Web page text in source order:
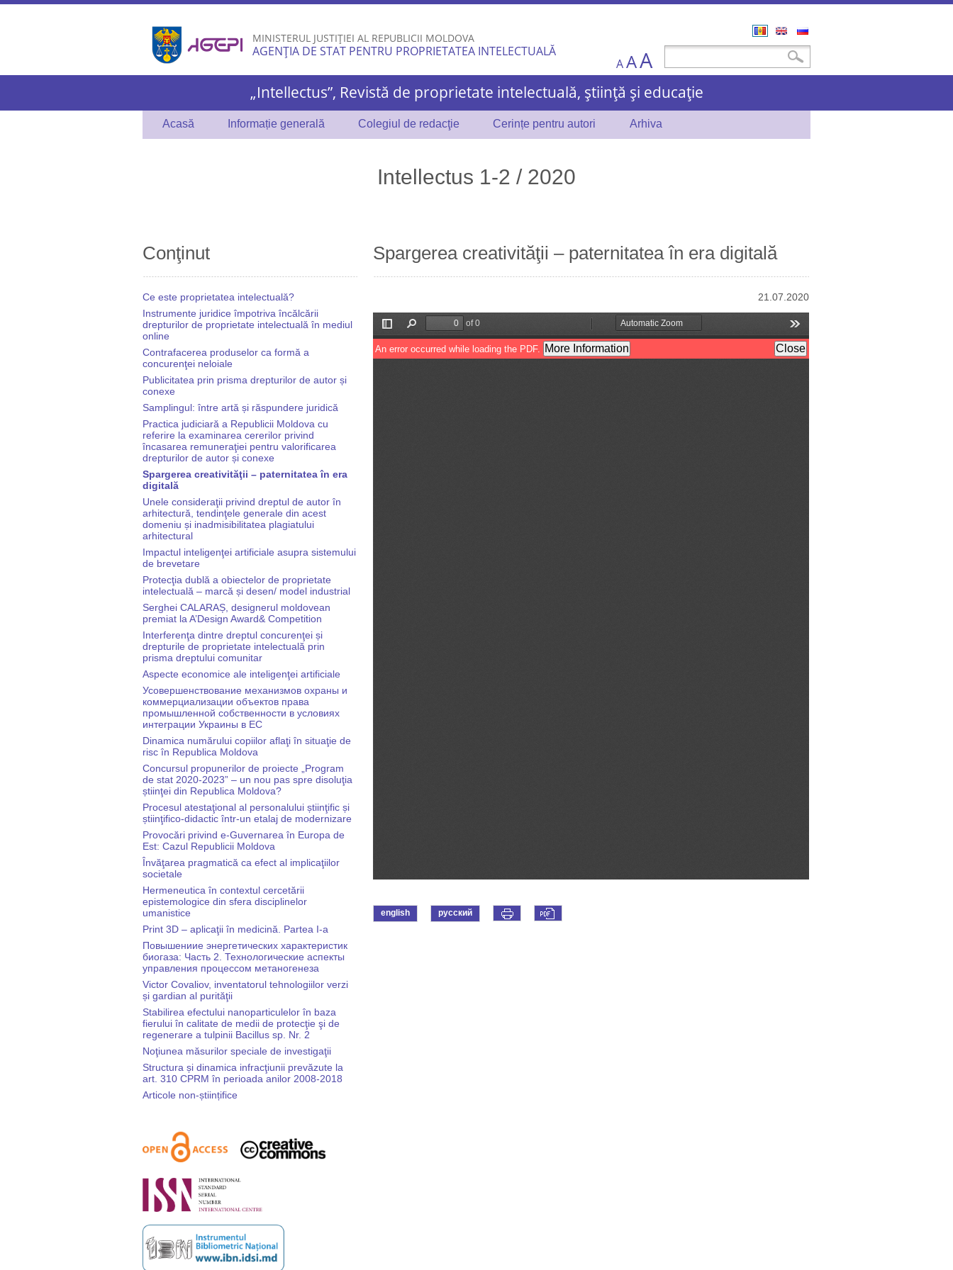
Skip to
content
MINISTERUL JUSTIȚIEI AL REPUBLICII MOLDOVA
AGENȚIA DE STAT PENTRU PROPRIETATEA INTELECTUALĂ Căutare
A AA
„Intellectus”, Revistă de proprietate intelectuală, știință și educație
Acasă Informație generală Colegiul de redacţie Cerințe pentru autori Arhiva
Intellectus 1-2 / 2020
Conţinut
Ce este proprietatea intelectuală?
Instrumente juridice împotriva încălcării
drepturilor de proprietate intelectuală în mediul
online
Contrafacerea produselor ca formă a
concurenţei neloiale
Publicitatea prin prisma drepturilor de autor și
conexe
Samplingul: între artă și răspundere juridică
Practica judiciară a Republicii Moldova cu
referire la examinarea cererilor privind
încasarea remuneraţiei pentru valorificarea
drepturilor de autor și conexe
Spargerea creativităţii – paternitatea în era
digitală
Unele consideraţii privind dreptul de autor în
arhitectură, tendinţele generale din acest
domeniu și inadmisibilitatea plagiatului
arhitectural
Impactul inteligenţei artificiale asupra sistemului
de brevetare
Protecţia dublă a obiectelor de proprietate
intelectuală – marcă și desen/ model industrial
Serghei CALARAȘ, designerul moldovean
premiat la A’Design Award& Competition
Interferenţa dintre dreptul concurenţei și
drepturile de proprietate intelectuală prin
prisma dreptului comunitar
Aspecte economice ale inteligenţei artificiale
Усовершенствование механизмов охраны и
коммерциализации объектов права
промышленной собственности в условиях
интеграции Украины в ЕС
Dinamica numărului copiilor aflaţi în situaţie de
risc în Republica Moldova
Concursul propunerilor de proiecte „Program
de stat 2020-2023” – un nou pas spre disoluţia
știinţei din Republica Moldova?
Procesul atestaţional al personalului știinţific și
știinţifico-didactic într-un etalaj de modernizare
Provocări privind e-Guvernarea în Europa de
Est: Cazul Republicii Moldova
Învăţarea pragmatică ca efect al implicaţiilor
societale
Hermeneutica în contextul cercetării
epistemologice din sfera disciplinelor
umanistice
Print 3D – aplicaţii în medicină. Partea I-a
Повышениие энергетических характеристик
биогаза: Часть 2. Технологические аспекты
управления процессом метаногенеза
Victor Covaliov, inventatorul tehnologiilor verzi
și gardian al purităţii
Stabilirea efectului nanoparticulelor în baza
fierului în calitate de medii de protecţie şi de
regenerare a tulpinii Bacillus sp. Nr. 2
Noţiunea măsurilor speciale de investigaţii
Structura și dinamica infracţiunii prevăzute la
art. 310 CPRM în perioada anilor 2008-2018
Articole non-științifice
Spargerea creativităţii – paternitatea în era digitală
21.07.2020
english русский